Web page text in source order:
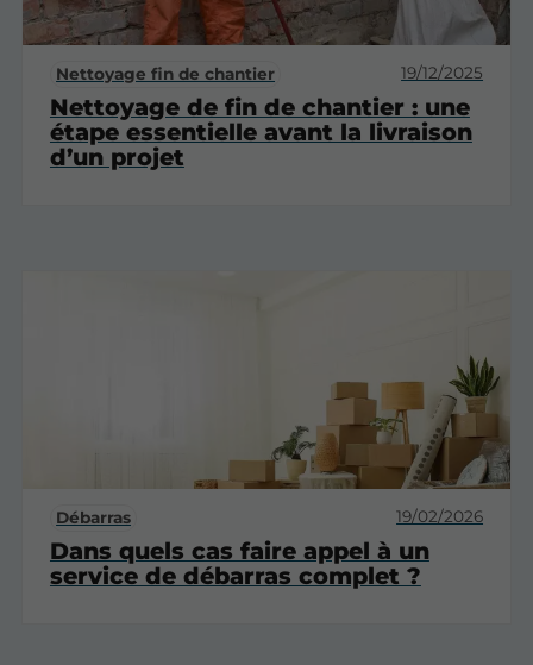
Nettoyage fin de chantier 19/12/2025
Nettoyage de fin de chantier : une
étape essentielle avant la livraison
d’un projet
Débarras 19/02/2026
Dans quels cas faire appel à un
service de débarras complet ?